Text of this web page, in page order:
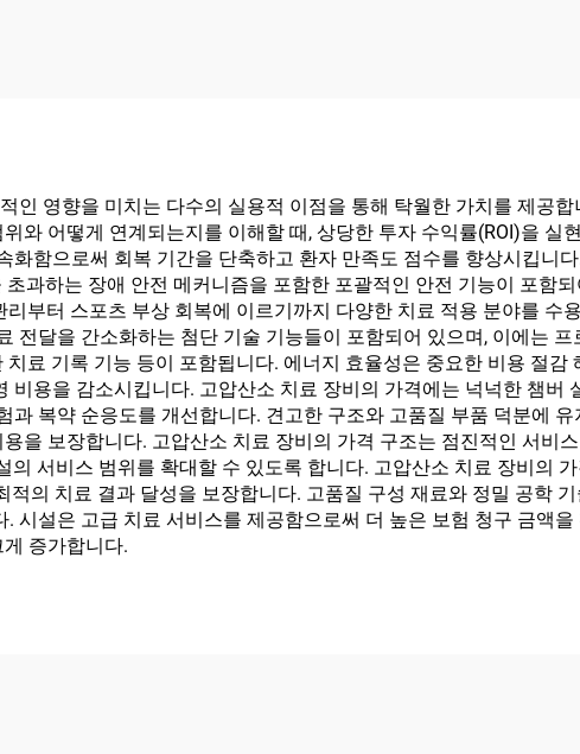
인 영향을 미치는 다수의 실용적 이점을 통해 탁월한 가치를 제공
와 어떻게 연계되는지를 이해할 때, 상당한 투자 수익률(ROI)을 실
함으로써 회복 기간을 단축하고 환자 만족도 점수를 향상시킵니
과하는 장애 안전 메커니즘을 포함한 포괄적인 안전 기능이 포함
부터 스포츠 부상 회복에 이르기까지 다양한 치료 적용 분야를 수
전달을 간소화하는 첨단 기술 기능들이 포함되어 있으며, 이에는
료 기록 기능 등이 포함됩니다. 에너지 효율성은 중요한 비용 절감
용을 감소시킵니다. 고압산소 치료 장비의 가격에는 넉넉한 챔버
복약 순응도를 개선합니다. 견고한 구조와 고품질 부품 덕분에
을 보장합니다. 고압산소 치료 장비의 가격 구조는 점진적인 서비
서비스 범위를 확대할 수 있도록 합니다. 고압산소 치료 장비의
의 치료 결과 달성을 보장합니다. 고품질 구성 재료와 정밀 공학
시설은 고급 치료 서비스를 제공함으로써 더 높은 보험 청구 금액
증가합니다.